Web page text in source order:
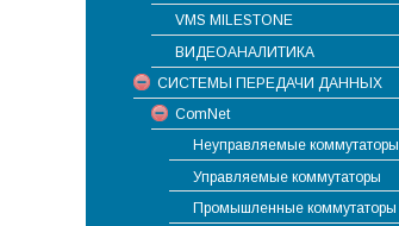
VMS MILESTONE
ВИДЕОАНАЛИТИКА
СИСТЕМЫ ПЕРЕДАЧИ ДАННЫХ
ComNet
Неуправляемые коммутаторы
Управляемые коммутаторы
Промышленные коммутаторы